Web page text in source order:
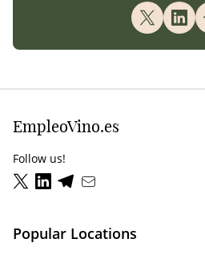
EmpleoVino.es
Follow us!
Popular Locations